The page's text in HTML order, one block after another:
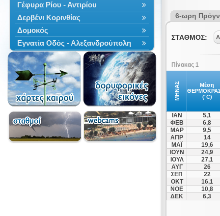
Γέφυρα Ρίου - Αντιρίου
Δερβένι Κορινθίας
Δομοκός
Εγνατία Οδός - Αλεξανδρούπολη
Εγνατία Οδός - Βέροια
Εγνατία Οδός - Ηγουμενίτσα
Εγνατία Οδός - Ιωάννινα
Εγνατία Οδός - Καβάλα
Εγνατία Οδός - Κοζάνη
Εγνατία Οδός - Κομοτηνή
Εγνατία Οδός - Ρεντίνα
Εγνατία Οδός - Φέρρες
6-ωρη
ΣΤΑΘΜΟΣ:
Πίνακας 1
ΜΗΝΑΣ
Μέση
(°C)
ΙΑΝ
5,1
ΦΕΒ
6,8
ΜΑΡ
9,5
ΑΠΡ
14
ΜΑΪ
19,6
ΙΟΥΝ
24,9
ΙΟΥΛ
27,1
ΑΥΓ
26
ΣΕΠ
22
ΟΚΤ
16,1
ΝΟΕ
10,8
ΔΕΚ
6,3